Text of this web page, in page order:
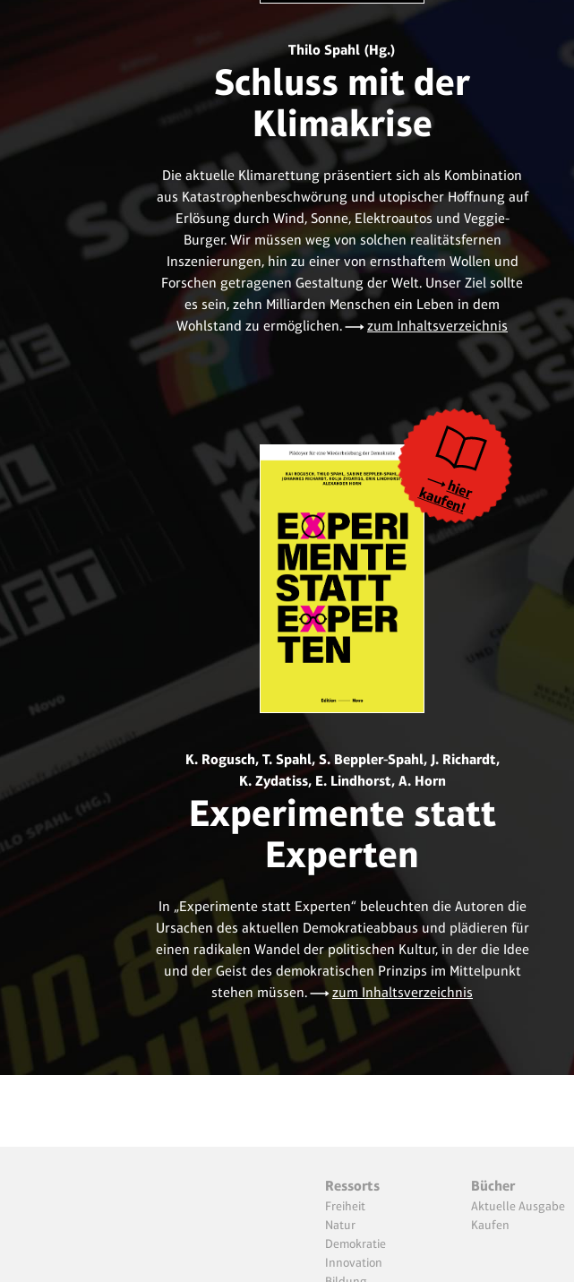
Thilo Spahl (Hg.)
Schluss mit der
Klimakrise
Die aktuelle Klimarettung präsentiert sich als Kombination
aus Katastrophenbeschwörung und utopischer Hoffnung auf
Erlösung durch Wind, Sonne, Elektroautos und Veggie-
Burger. Wir müssen weg von solchen realitätsfernen
Inszenierungen, hin zu einer von ernsthaftem Wollen und
Forschen getragenen Gestaltung der Welt. Unser Ziel sollte
es sein, zehn Milliarden Menschen ein Leben in dem
Wohlstand zu ermöglichen.
zum Inhaltsverzeichnis
hier
kaufen!
K. Rogusch, T. Spahl, S. Beppler-Spahl, J. Richardt,
K. Zydatiss, E. Lindhorst, A. Horn
Experimente statt
Experten
In „Experimente statt Experten“ beleuchten die Autoren die
Ursachen des aktuellen Demokratieabbaus und plädieren für
einen radikalen Wandel der politischen Kultur, in der die Idee
und der Geist des demokratischen Prinzips im Mittelpunkt
stehen müssen.
zum Inhaltsverzeichnis
Ressorts
Freiheit
Natur
Demokratie
Innovation
Bücher
Aktuelle Ausgabe
Kaufen